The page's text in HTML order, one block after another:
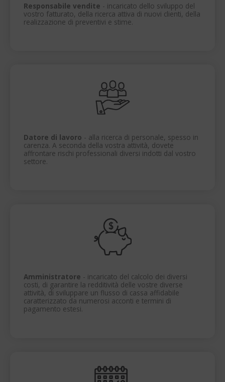
Responsabile vendite - incaricato dello sviluppo del
vostro fatturato, della ricerca attiva di nuovi clienti, della
realizzazione di preventivi e stime.
Datore di lavoro - alla ricerca di personale, spesso in
carenza. A seconda della vostra attività, dovete
affrontare rischi professionali diversi indotti dal vostro
settore.
Amministratore - incaricato del calcolo dei diversi
costi, di garantire la redditività delle vostre diverse
attività, di sviluppare un flusso di cassa affidabile
caratterizzato da numerosi acconti e termini di
pagamento estesi.